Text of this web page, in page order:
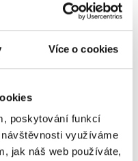
Více o cookies
poskytování funkcí
využíváme
jak náš web používáte,